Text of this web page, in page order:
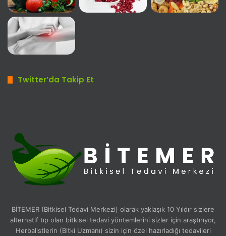
Twitter’da Takip Et
BİTEMER (Bitkisel Tedavi Merkezi) olarak yaklaşık 10 Yıldır sizlere
alternatif tıp olan bitkisel tedavi yöntemlerini sizler için araştırıyor,
Herbalistlerin (Bitki Uzmanı) sizin için özel hazırladığı tedavileri